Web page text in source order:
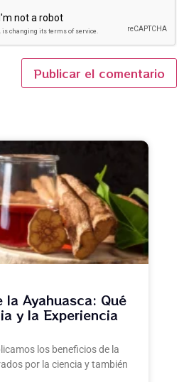
la Ayahuasca: Qué
y la Experiencia
los beneficios de la
por la ciencia y también